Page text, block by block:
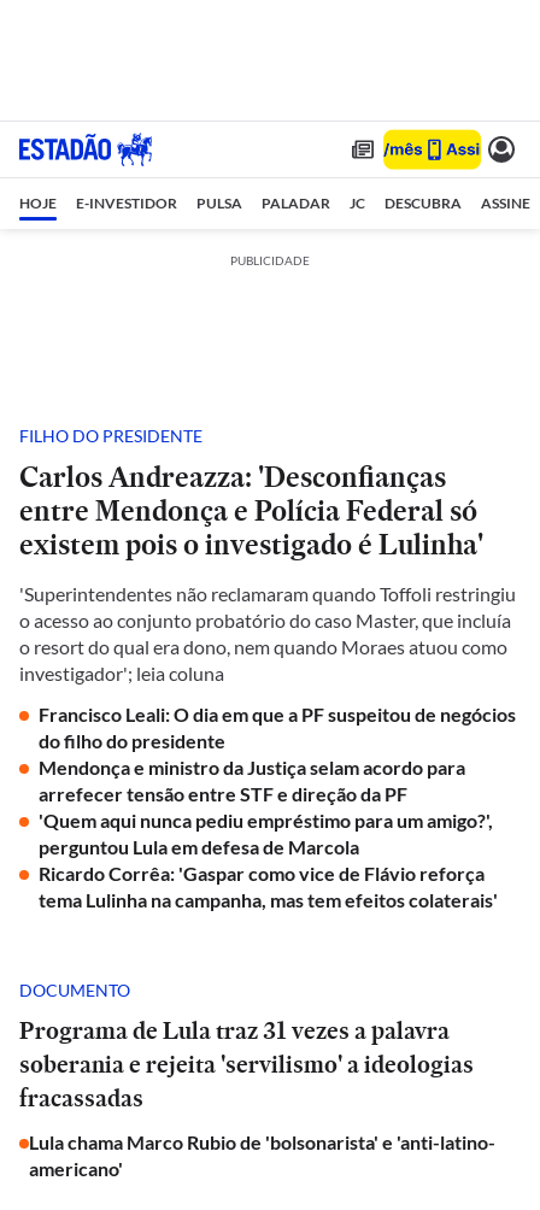
HOJE E-INVESTIDOR PULSA PALADAR JC DESCUBRA ASSINE
PUBLICIDADE
FILHO DO PRESIDENTE
Carlos Andreazza: 'Desconfianças
entre Mendonça e Polícia Federal só
existem pois o investigado é Lulinha'
'Superintendentes não reclamaram quando Toffoli restringiu
o acesso ao conjunto probatório do caso Master, que incluía
o resort do qual era dono, nem quando Moraes atuou como
investigador'; leia coluna
Francisco Leali: O dia em que a PF suspeitou de negócios
do filho do presidente
Mendonça e ministro da Justiça selam acordo para
arrefecer tensão entre STF e direção da PF
'Quem aqui nunca pediu empréstimo para um amigo?',
perguntou Lula em defesa de Marcola
Ricardo Corrêa: 'Gaspar como vice de Flávio reforça
tema Lulinha na campanha, mas tem efeitos colaterais'
DOCUMENTO
Programa de Lula traz 31 vezes a palavra
soberania e rejeita 'servilismo' a ideologias
fracassadas
Lula chama Marco Rubio de 'bolsonarista' e 'anti-latino-
americano'